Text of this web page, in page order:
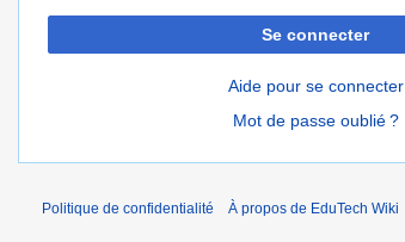
Se connecter
Aide pour se connecter
Mot de passe oublié ?
Politique de confidentialité À propos de EduTech Wiki